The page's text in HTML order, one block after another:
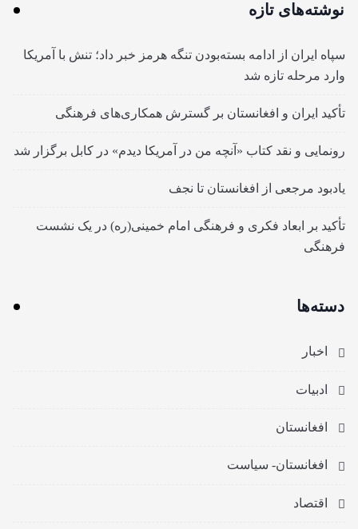
نوشته‌های تازه
سپاه ایران از ادامه بسته‌بودن تنگه هرمز خبر داد؛ تنش با آمریکا
وارد مرحله تازه شد
تأکید ایران و افغانستان بر گسترش همکاری‌های فرهنگی
رونمایی و نقد کتاب «آنچه من در آمریکا دیدم» در کابل برگزار شد
یادبود مرجعی از افغانستان تا نجف
تأکید بر ابعاد فکری و فرهنگی امام خمینی(ره) در یک نشست
فرهنگی
دسته‌ها
اخبار
ادبیات
افغانستان
افغانستان- سیاست
اقتصاد